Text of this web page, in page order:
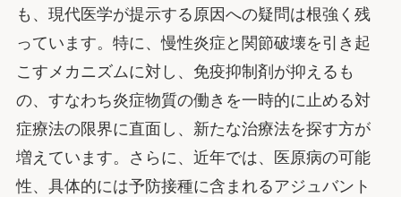
も、現代医学が提示する原因への疑問は根強く残
っています。特に、慢性炎症と関節破壊を引き起
こすメカニズムに対し、免疫抑制剤が抑えるも
の、すなわち炎症物質の働きを一時的に止める対
症療法の限界に直面し、新たな治療法を探す方が
増えています。さらに、近年では、医原病の可能
性、具体的には予防接種に含まれるアジュバント